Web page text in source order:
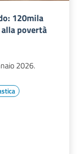
120mila
povertà
2026.